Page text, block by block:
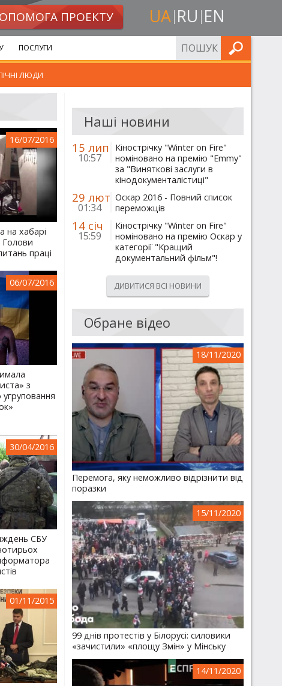
ПРОЕКТУ UA RU EN
ЛЮДИ
ПОСЛУГИ ШУКАТИ
16/07/2016
на хабарі
Голови
праці
06/07/2016
з
30/04/2016
СБУ
01/11/2015
Наші новини
15 лип
10:57
Кінострічку "Winter on Fire"
номіновано на премію "Emmy"
за "Виняткові заслуги в
кінодокументалістиці"
29 лют
01:34
Оскар 2016 - Повний список
переможців
14 січ
15:59
Кінострічку "Winter on Fire"
номіновано на премію Оскар у
категорії "Кращий
документальний фільм"!
ДИВИТИСЯ ВСІ НОВИНИ
Обране відео
18/11/2020
Перемога, яку неможливо відрізнити від
поразки
15/11/2020
99 днів протестів у Білорусі: силовики
«зачистили» «площу Змін» у Мінську
14/11/2020